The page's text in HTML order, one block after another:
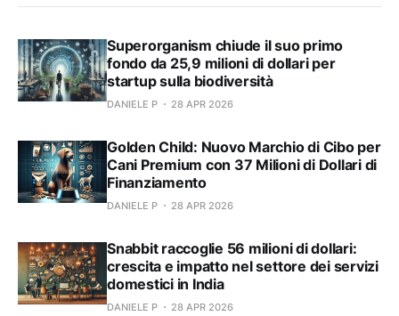
Superorganism chiude il suo primo
fondo da 25,9 milioni di dollari per
startup sulla biodiversità
DANIELE P 28 APR 2026
Golden Child: Nuovo Marchio di Cibo per
Cani Premium con 37 Milioni di Dollari di
Finanziamento
DANIELE P 28 APR 2026
Snabbit raccoglie 56 milioni di dollari:
crescita e impatto nel settore dei servizi
domestici in India
DANIELE P 28 APR 2026